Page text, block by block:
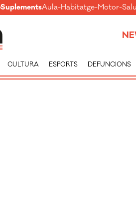
SuplementsAula-Habitatge-Motor-
CULTURA ESPORTS DEFUNCIONS